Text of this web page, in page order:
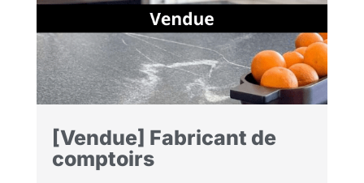
[Vendue] Fabricant de
comptoirs